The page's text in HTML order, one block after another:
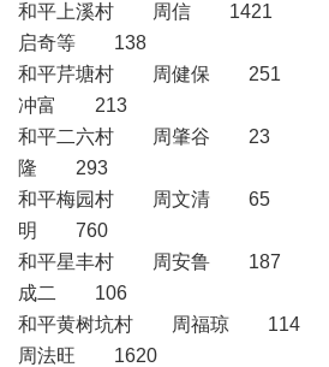
和平上溪村 周信 1421
启奇等 138
和平芹塘村 周健保 251
冲富 213
和平二六村 周肇谷 23
隆 293
和平梅园村 周文清 65
明 760
和平星丰村 周安鲁 187
成二 106
和平黄树坑村 周福琼
周法旺 1620